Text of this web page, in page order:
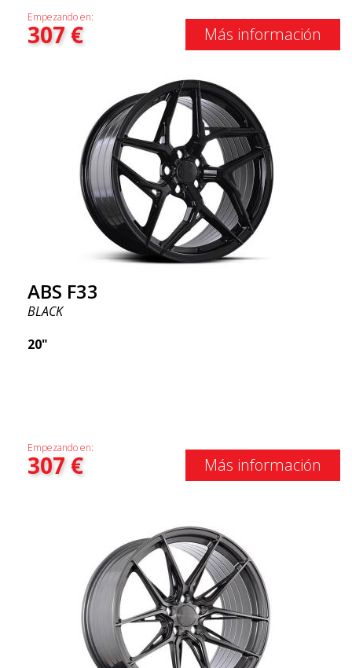
Empezando en:
307€ Más información
ABS F33
BLACK
20"
Empezando en:
307€ Más información